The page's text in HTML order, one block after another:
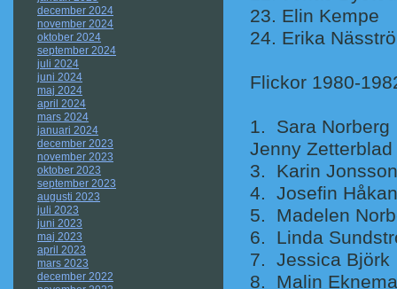
december 2024
november 2024
oktober 2024
september 2024
juli 2024
juni 2024
maj 2024
april 2024
mars 2024
januari 2024
december 2023
november 2023
oktober 2023
september 2023
augusti 2023
juli 2023
juni 2023
maj 2023
april 2023
mars 2023
december 2022
23. Elin
24. Erika
Flickor 1980-
1. Sara
Jenny
3. Karin
4. Josefin
5.
6. Linda
7.
8. Malin